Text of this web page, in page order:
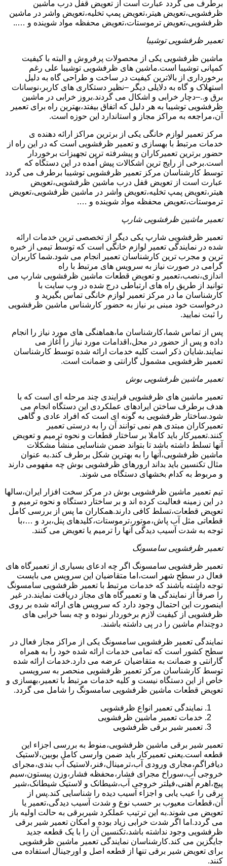
برطرف می گردد عبارت است از تعویض قفل درب ماشین
ظرفشویی،تعویض هیتر،تعویض پمپ تخلیه،تعویض واشر در ماشین
ظرفشویی،تعویض ترموستات،تعویض محفظه مواد شوینده و …..
تعمیر ظرفشویی توشیبا
ماشین ظرفشویی یکی از محصولات پرفروش و البته با کیفیت
کمپانی توشیبا است.ماشین های ظرفشویی توشیبا علی رغم
برخورداری از بالاترین کیفیت در ساخت و طراحی گاه به دلیل
استهلاک و گاه به دلایلی دیگر –نظیر دستکاری های کاربر،نوسانات
برق و..–دچار خرابی و اشکال می گردند.بروز خرابی در ماشین
ظرفشویی توشیبا به هر دلیل که اتفاق بیفتد،بهترین راه برای تعمیر
آن،مراجعه به مراکز مجاز و استاندارد این حوزه است.
مرکز تعمیر لوازم خانگی یکی از برترین مراکز ارائه دهنده ی
خدمات مرتبط با بهسازی و تعمیر ظرفشویی است که در این راه از
حضور برترین تعمیرکاران و پیشرفته ترین تجهیزات برخوردار
است.برخی از رایج ترین اشکالات پیش آمده در این دستگاه که
توسط کارشناسان مرکز تعمیر ظرفشویی توشیبا برطرف می گردد
عبارت است از تعویض قفل درب ماشین ظرفشویی،تعویض
هیتر،تعویض پمپ تخلیه،تعویض واشر در ماشین ظرفشویی،تعویض
ترموستات،تعویض محفظه مواد شوینده و ….
تعمیر ماشین ظرفشویی شارپ
تعمیر ظرفشویی شارپ یکی دیگر از تخصصی ترین خدمات ارائه
شده در نمایندگی تعمیر لوازم خانگی است که توسط تیمی از خبره
ترین و مجرب ترین کارشناسان تعمیر انجام می شود.شما کاربران
گرامی در صورت نیاز به سرویس های مرتبط با راه
اندازی،نصب،تعمیر و تعویض قطعات ماشین ظرفشویی شارپ می
توانید از طریق راه های ارتباطی درج شده در وب سایت با
کارشناسان ما در مرکز تعمیر لوازم خانگی تماس بگیرید و
درخواست خود مبنی بر نیاز به حضور کارشناس ماشین ظرفشویی
را ثبت نمایید.
پس از تماس شما،کارشناسان ما،هماهنگی های مورد نیاز را انجام
داده و پس از حضور در محل،اقدامات مورد نیاز را آغاز می
نمایند.شایان ذکر است کلیه خدمات ارائه شده توسط کارشناسان
تعمیر ظرفشویی مشمول گارانتی و ضمانت است.
تعمیر ماشین ظرفشویی بوش
تعمیر ماشین های ظرفشویی فرایندی چند مرحله ای است که با
هدف برطرف ساختن ایرادهای عملکردی این دستگاه انجام می
شود.ساختار ظرفشویی به گونه ای است که افراد عادی و گاهی
تعمیرکاران مبتدی هم نمی توانند آن را به درستی تعمیر
کنند.تعمیرکار باید کاملا بر ساختار قطعات و نحوه ترمیم و تعویض
آنها تسلط داشته باشد تا بتواند ضمن شناسایی منشأ مشکلات
ماشین ظرفشویی،آنها را به بهترین شکل برطرف کند.به عنوان
مثال تکنسین باید بداند ارورهای ظرفشویی بوش چه مفهومی دارند
و مربوط به کدام بخشهای دستگاه می شوند.
تیم تعمیر ماشین ظرفشویی بوش در مرکز سخت افزار ایران،سالها
در این زمینه فعالیت کرده اند و بر ساختار دستگاه و نحوه ترمیم و
تعویض قطعات،تسلط کافی دارند.همکاران ما پس از بررسی کامل
قطعاتی مثل آب پاش،موتور،ترموستات،کلیدهای پنل،برد و …،با
توجه به شدت آسیب دیدگی آنها را ترمیم یا تعویض می کنند.
تعمیر ظرفشویی سامسونگ
تعمیر ظرفشویی سامسونگ اگر چه ادعای بسیاری از تعمیرگاه های
فعال در سطح شهر است،اما متقاضیان این سرویس می بایست
توجه داشته باشند که خدمات مرتبط با تعمیر ظرفشویی سامسونگ
را صرفاً از نمایندگی ها و تعمیرگاه های مجاز دریافت نمایند.در غیر
اینصورت این احتمال وجود دارد که سرویس های ارائه شده بر روی
ظرفشویی از کیفیت لازم برخوردار نبوده و چه بسا خرابی های
دوچندام ماشین را در پی داشته باشند.
نمایندگی تعمیر ظرفشویی سامسونگ یکی از مراکز مجاز فعال در
سطح کشور است که تمامی خدمات ارائه شده خود را به همراه
گارانتی و ضمانت به متقاضیان عرضه می دارد.خدمات ارائه شده
توسط کارشناسان مرکز تعمیر ظرفشویی منحصر به سرویسی
خاص از این دستگاه نیست و کلیه خدمات مرتبط با تعمیر،بهسازی و
تعویض قطعات ماشین ظرفشویی سامسونگ را شامل می گردد.
نمایندگی تعمیر انواع ظرفشویی
خدمات تعمیر ماشین ظرفشویی
تعمیر شیر برقی ظرفشویی
تعمیر شیر برقی ماشین ظرفشویی،منوط به بررسی اجزاء این
قطعه است.یعنی تعمیرکار باید ضمن وارسی کامل بوبین،لاستیک
دیافراگم،مجاری ورودی آب،ترمینال،فنر،لاستیک آب بندی،مجرای
خروجی آب،سوراخ مجرای فشار،محفظه فشار،وزن پیستون،سیم
پیچ،اهرم آهنی،فیلتر خروجی آب،شیطانک و لاستیک شیطانک،شیر
برقی را عیب یابی و اجزاء آسیب دیده را شناسایی کند.پس از
آن،قطعات معیوب بر حسب نوع و شدت آسیب دیدگی،تعمیر یا
تعویض می شوند.به این ترتیب عملکرد شیربرقی به حالت اولیه باز
می گردد.اما اگر شدت خرابی زیاد بوده و امکان تعمیر شیر برقی
ظرفشویی وجود نداشته باشد،تکنسین آن را با یک قطعه جدید
جایگزین می کند.کارشناسان نمایندگی تعمیر ماشین ظرفشویی
برای تعویض شیر برقی تنها از قطعه اصل و اورجینال استفاده می
کنند.